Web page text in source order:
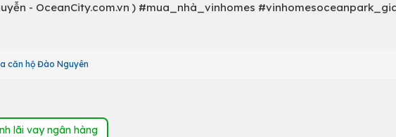
Nguyễn - OceanCity.com.vn ) #mua_nhà_vinhomes
căn hộ Đào Nguyên
lãi vay ngân hàng